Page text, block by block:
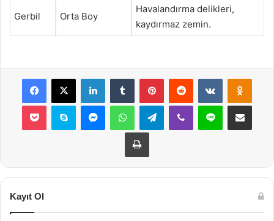
Gerbil Orta Boy
Havalandırma delikleri,
kaydırmaz zemin.
Facebook
X LinkedInTumblr PinterestReddit VKontakte
Pocket Skype MessengerWhatsAppTelegramViber Line E-Posta ile
Yazdır
Kayıt Ol